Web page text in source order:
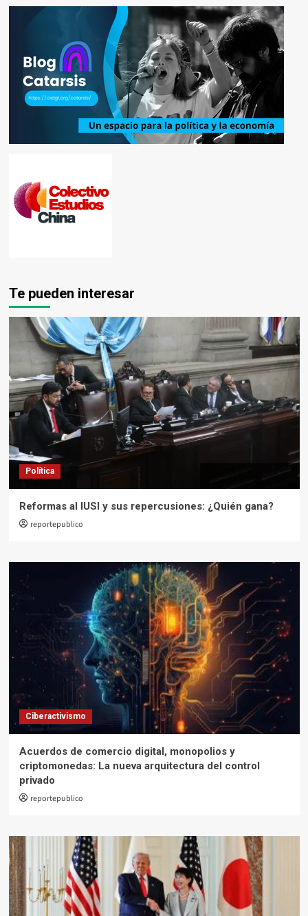
Te pueden interesar
Política
Reformas al IUSI y sus repercusiones: ¿Quién gana?
reportepublico
Ciberactivismo
Acuerdos de comercio digital, monopolios y
criptomonedas: La nueva arquitectura del control
privado
reportepublico